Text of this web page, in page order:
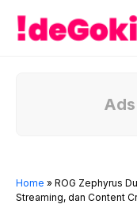
Home » ROG Zephyrus
Streaming, dan Content